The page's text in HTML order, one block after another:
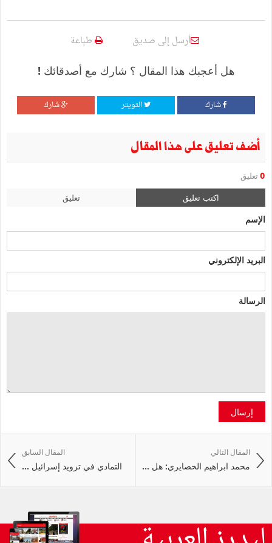
أرسل إلى صديق طباعة
هل أعجبك هذا المقال ؟ شارك مع أصدقائك !
شارك التويتر شارك
أضف تعليق على هذا المقال
0 تعليق
اكتب تعليق تعليق
الإسم
البريد الإلكتروني
الرسالة
إرسال
المقال السابق
التمادي في تزويد إسرائيل ...
المقال التالي
محمد ابراهيم الحصايري: هل ...